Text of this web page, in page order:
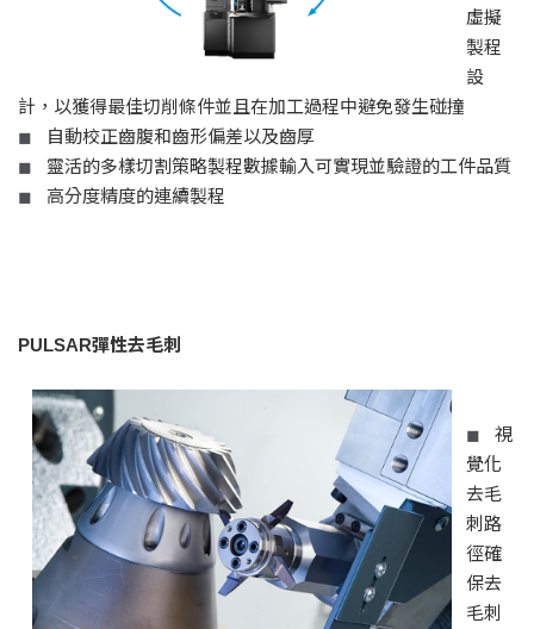
虛擬
製程
設
計，以獲得最佳切削條件並且在加工過程中避免發生碰撞
◼ 自動校正齒腹和齒形偏差以及齒厚
◼ 靈活的多樣切割策略製程數據輸入可實現並驗證的工件品質
◼ 高分度精度的連續製程
PULSAR彈性去毛刺
◼ 視
覺化
去毛
刺路
徑確
保去
毛刺